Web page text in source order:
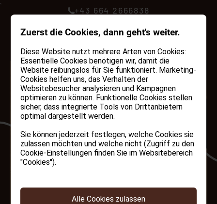
+43 664 2666838
Zuerst die Cookies, dann geht's weiter.
Diese Website nutzt mehrere Arten von Cookies:
Essentielle Cookies benötigen wir, damit die
Website reibungslos für Sie funktioniert. Marketing-
Cookies helfen uns, das Verhalten der
Websitebesucher analysieren und Kampagnen
optimieren zu können. Funktionelle Cookies stellen
sicher, dass integrierte Tools von Drittanbietern
optimal dargestellt werden.
Sie können jederzeit festlegen, welche Cookies sie
zulassen möchten und welche nicht (Zugriff zu den
Cookie-Einstellungen finden Sie im Websitebereich
"Cookies").
Alle Cookies zulassen